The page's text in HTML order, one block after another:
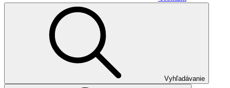
Vyhľadávanie